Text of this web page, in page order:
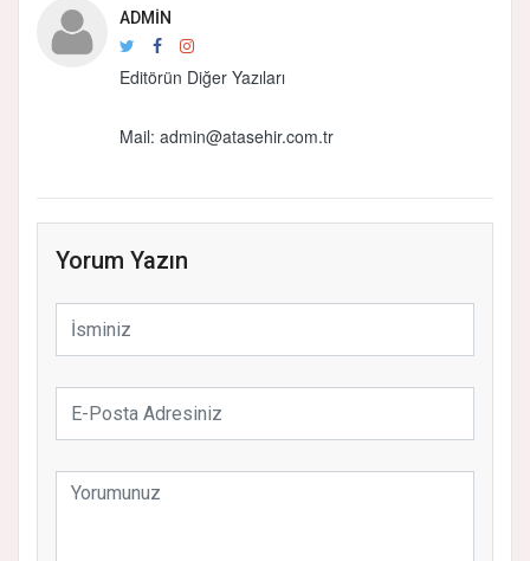
ADMIN
Editörün Diğer Yazıları
Mail: admin@atasehir.com.tr
Yorum Yazın